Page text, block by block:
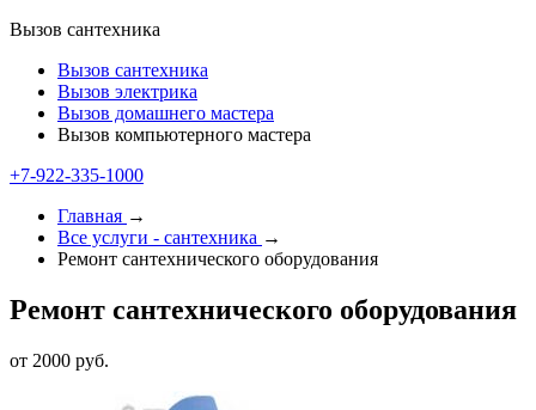
Вызов сантехника
Вызов сантехника
Вызов электрика
Вызов домашнего мастера
Вызов компьютерного мастера
+7-922-335-1000
Главная →
Все услуги - cантехника →
Ремонт сантехнического оборудования
Ремонт сантехнического оборудования
от 2000 руб.